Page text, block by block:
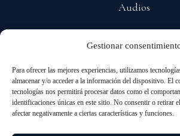
Gestionar
Para ofrecer las mejores experiencias, utilizamos
almacenar y/o acceder a la información del dispositivo. El
tecnologías nos permitirá procesar datos como el
identificaciones únicas en este sitio. No consentir o retirar
afectar negativamente a ciertas características y funciones.
Audios
Privacidad
Protección De Datos